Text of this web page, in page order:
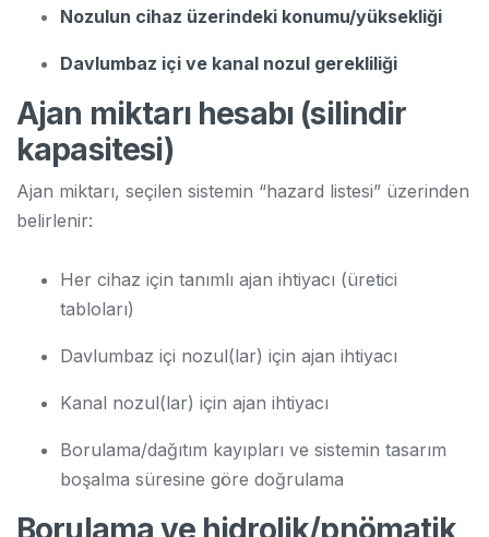
Nozulun cihaz üzerindeki konumu/yüksekliği
Davlumbaz içi ve kanal nozul gerekliliği
Ajan miktarı hesabı (silindir
kapasitesi)
Ajan miktarı, seçilen sistemin “hazard listesi” üzerinden
belirlenir:
Her cihaz için tanımlı ajan ihtiyacı (üretici
tabloları)
Davlumbaz içi nozul(lar) için ajan ihtiyacı
Kanal nozul(lar) için ajan ihtiyacı
Borulama/dağıtım kayıpları ve sistemin tasarım
boşalma süresine göre doğrulama
Borulama ve hidrolik/pnömatik